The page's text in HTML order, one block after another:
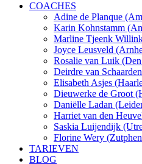
COACHES
Adine de Planque
Karin Kohnstamm
Marline Tjeenk
Joyce Leusveld
Rosalie van Luik
Deirdre van
Elisabeth Asjes
Dieuwerke de Groot
Daniëlle Ladan
Harriet van den
Saskia Luijendijk
Florine Wery
TARIEVEN
BLOG